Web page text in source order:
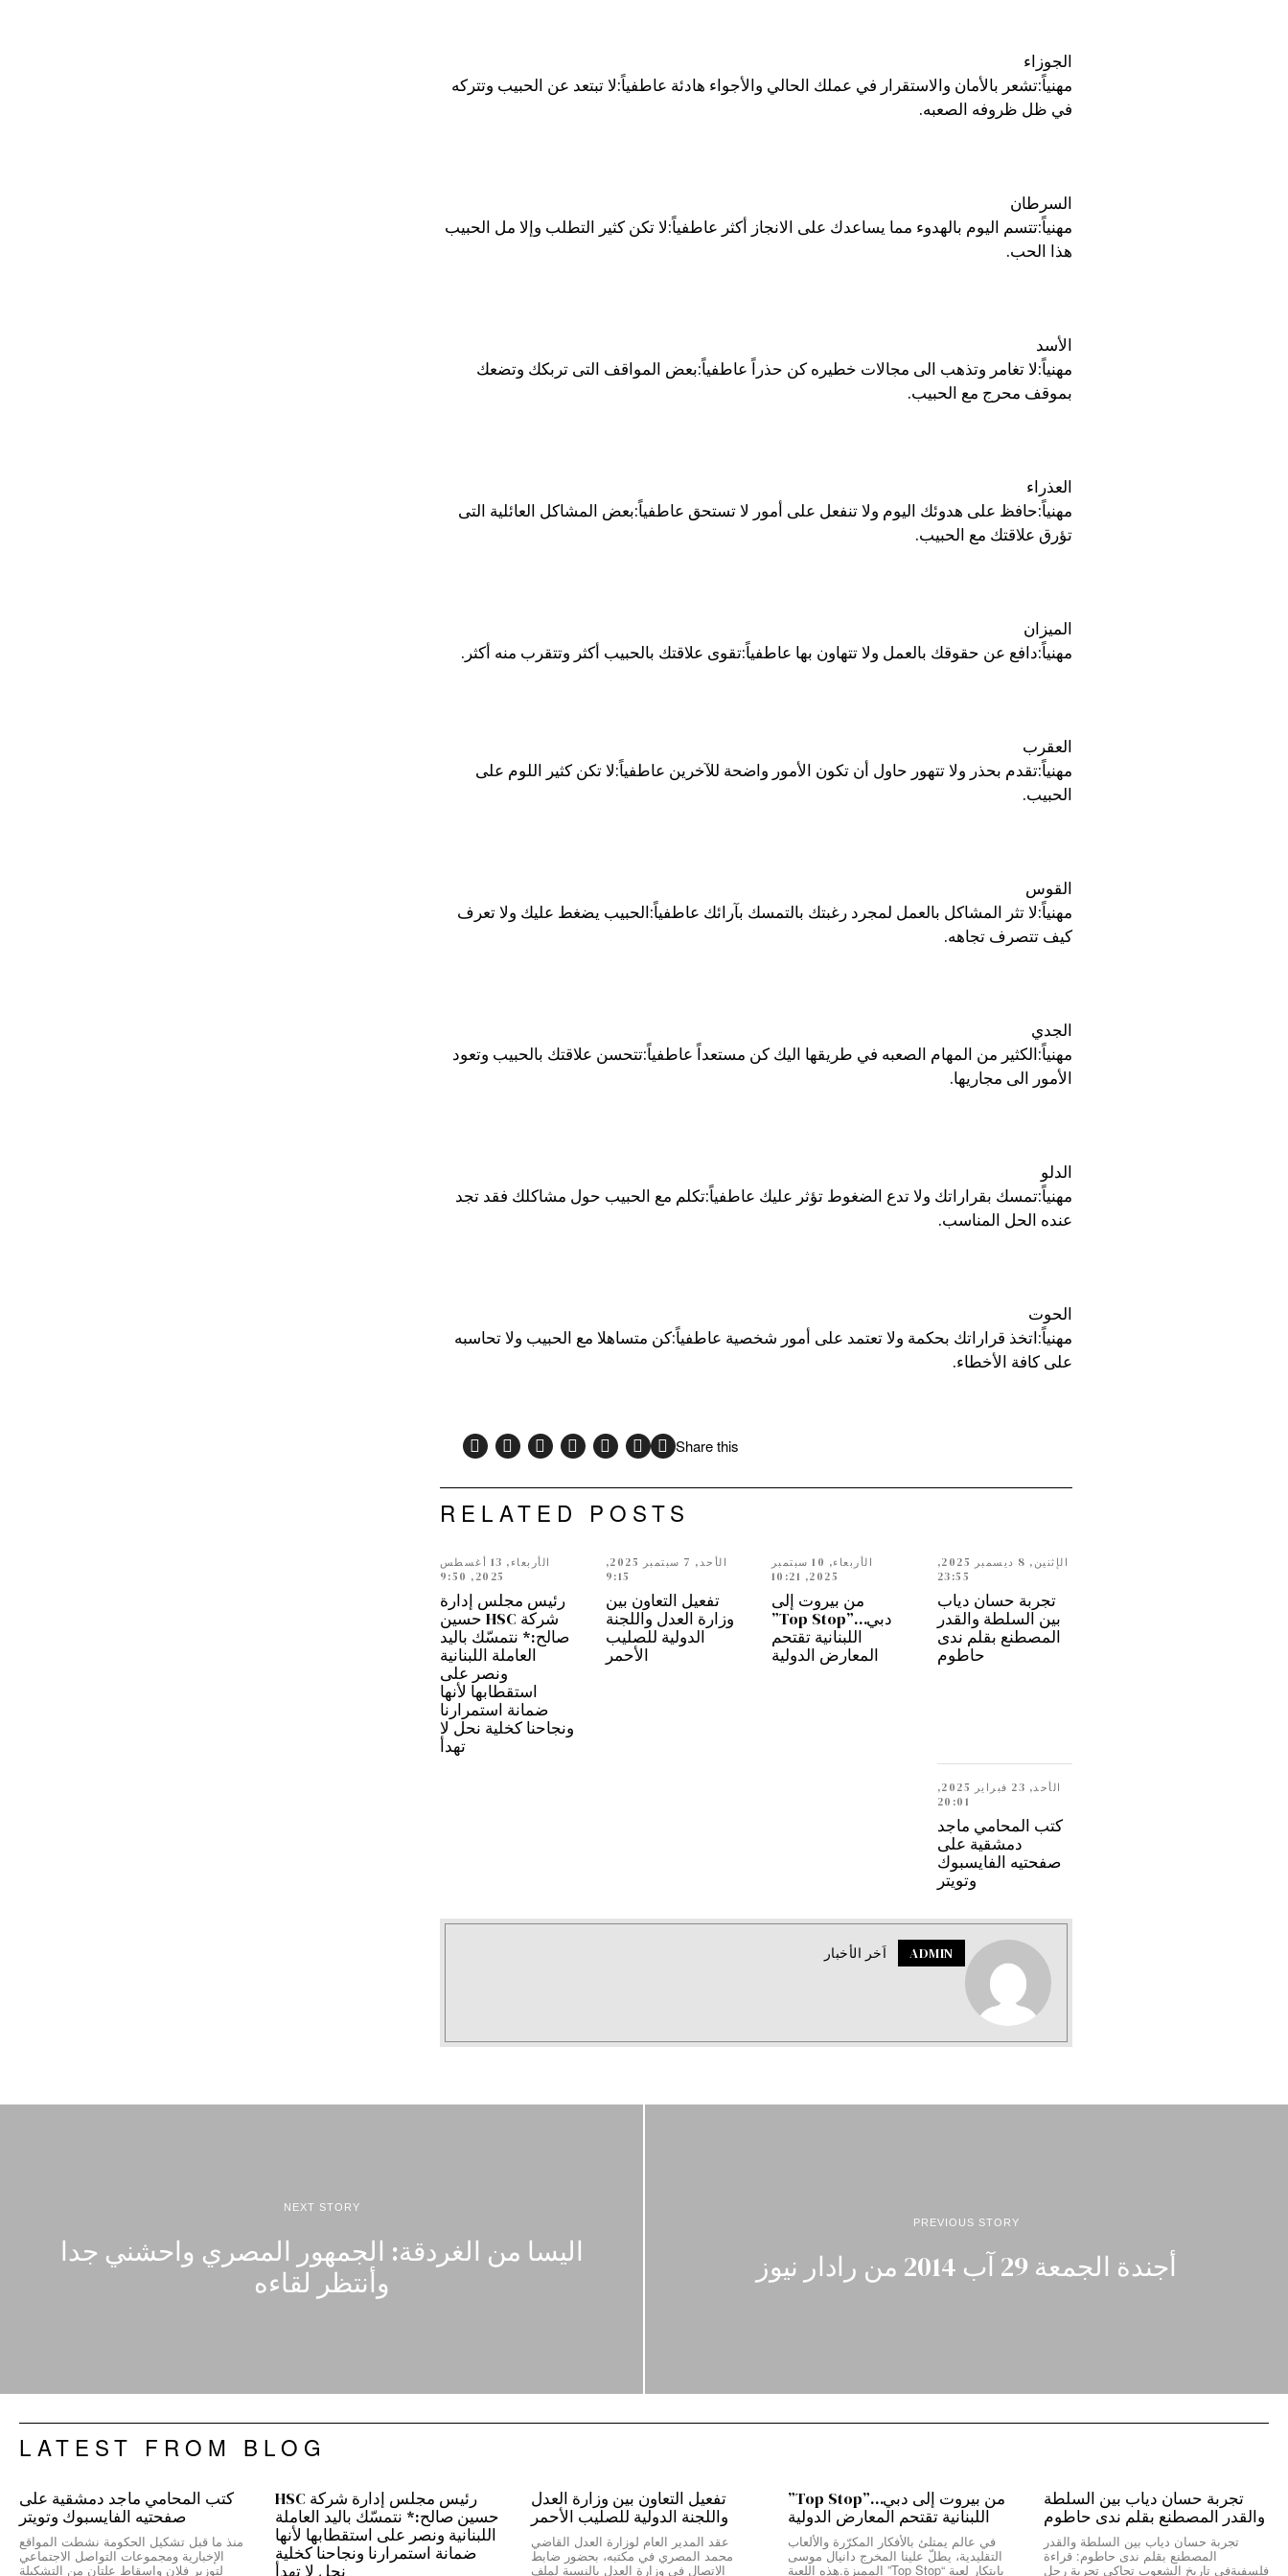
الجوزاء
مهنياً:تشعر بالأمان والاستقرار في عملك الحالي والأجواء هادئة عاطفياً:لا تبتعد عن الحبيب وتتركه
في ظل ظروفه الصعبه.
السرطان
مهنياً:تتسم اليوم بالهدوء مما يساعدك على الانجاز أكثر عاطفياً:لا تكن كثير التطلب وإلا مل الحبيب
هذا الحب.
الأسد
مهنياً:لا تغامر وتذهب الى مجالات خطيره كن حذراً عاطفياً:بعض المواقف التى تربكك وتضعك
بموقف محرج مع الحبيب.
العذراء
مهنياً:حافظ على هدوئك اليوم ولا تنفعل على أمور لا تستحق عاطفياً:بعض المشاكل العائلية التى
تؤرق علاقتك مع الحبيب.
الميزان
مهنياً:دافع عن حقوقك بالعمل ولا تتهاون بها عاطفياً:تقوى علاقتك بالحبيب أكثر وتتقرب منه أكثر.
العقرب
مهنياً:تقدم بحذر ولا تتهور حاول أن تكون الأمور واضحة للآخرين عاطفياً:لا تكن كثير اللوم على
الحبيب.
القوس
مهنياً:لا تثر المشاكل بالعمل لمجرد رغبتك بالتمسك بآرائك عاطفياً:الحبيب يضغط عليك ولا تعرف
كيف تتصرف تجاهه.
الجدي
مهنياً:الكثير من المهام الصعبه في طريقها اليك كن مستعداً عاطفياً:تتحسن علاقتك بالحبيب وتعود
الأمور الى مجاريها.
الدلو
مهنياً:تمسك بقراراتك ولا تدع الضغوط تؤثر عليك عاطفياً:تكلم مع الحبيب حول مشاكلك فقد تجد
عنده الحل المناسب.
الحوت
مهنياً:اتخذ قراراتك بحكمة ولا تعتمد على أمور شخصية عاطفياً:كن متساهلا مع الحبيب ولا تحاسبه
على كافة الأخطاء.
Share this
RELATED POSTS
الإثنين, 8 ديسمبر 2025,
23:55
تجربة حسان دياب
بين السلطة والقدر
المصطنع بقلم ندى
حاطوم
الأربعاء, 10 سبتمبر
2025, 10:21
من بيروت إلى
دبي…”Top Stop”
اللبنانية تقتحم
المعارض الدولية
الأحد, 7 سبتمبر 2025,
9:15
تفعيل التعاون بين
وزارة العدل واللجنة
الدولية للصليب
الأحمر
الأربعاء, 13 أغسطس
2025, 9:50
رئيس مجلس إدارة
شركة HSC حسين
صالح:* نتمسّك باليد
العاملة اللبنانية
ونصر على
استقطابها لأنها
ضمانة استمرارنا
ونجاحنا كخلية نحل لا
تهدأ
الأحد, 23 فبراير 2025,
20:01
كتب المحامي ماجد
دمشقية على
صفحتيه الفايسبوك
وتويتر
ADMIN اَخر الأخبار
PREVIOUS STORY
أجندة الجمعة 29 آب 2014 من رادار نيوز
NEXT STORY
اليسا من الغردقة: الجمهور المصري واحشني جدا
وأنتظر لقاءه
LATEST FROM BLOG
تجربة حسان دياب بين السلطة
والقدر المصطنع بقلم ندى حاطوم
تجربة حسان دياب بين السلطة والقدر
المصطنع بقلم ندى حاطوم: قراءة
فلسفيةفي تاريخ الشعوب تحاكي تجربة رجلٍ
من بيروت إلى دبي…”Top Stop”
اللبنانية تقتحم المعارض الدولية
في عالم يمتلئ بالأفكار المكرّرة والألعاب
التقليدية، يطلّ علينا المخرج دانيال موسى
بابتكار لعبة “Top Stop” المميزة.هذه اللعبة
تفعيل التعاون بين وزارة العدل
واللجنة الدولية للصليب الأحمر
عقد المدير العام لوزارة العدل القاضي
محمد المصري في مكتبه، بحضور ضابط
الاتصال في وزارة العدل بالنسبة لملف
رئيس مجلس إدارة شركة HSC
حسين صالح:* نتمسّك باليد العاملة
اللبنانية ونصر على استقطابها لأنها
ضمانة استمرارنا ونجاحنا كخلية
كتب المحامي ماجد دمشقية على
صفحتيه الفايسبوك وتويتر
منذ ما قبل تشكيل الحكومة نشطت المواقع
الإخبارية ومجموعات التواصل الاجتماعي
لتوزير فلان وإسقاط علتان من التشكيلة